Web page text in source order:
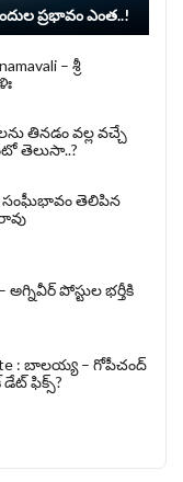
ప్రభావం ఎంత..!
– శ్రీ
తిన‌డం వ‌ల్ల వచ్చే
తెలుసా..?
సంఘీభావం తెలిపిన
అగ్నివీర్‌ పోస్టుల భర్తీకి
: బాలయ్య – గోపీచంద్
ఫిక్స్?